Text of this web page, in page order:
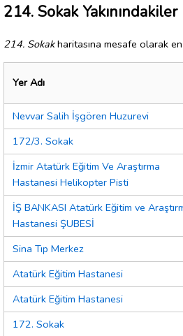
214. Sokak Yakınındakiler
214. Sokakharitasına mesafe olarak en
Yer Adı
Nevvar Salih İşgören Huzurevi
172/3. Sokak
İzmir Atatürk Eğitim Ve Araştırma
Hastanesi Helikopter Pisti
İŞ BANKASI Atatürk Eğitim ve
Hastanesi ŞUBESİ
Sina Tıp Merkez
Atatürk Eğitim Hastanesi
Atatürk Eğitim Hastanesi
172. Sokak